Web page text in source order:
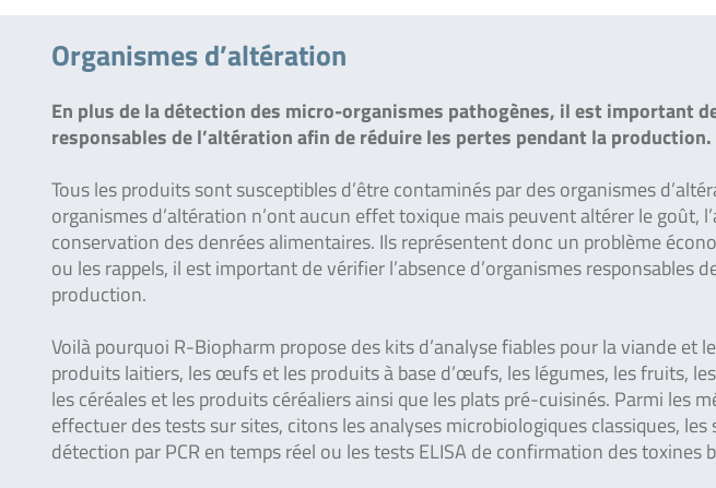
Organismes d’altération
En plus de la détection des micro-organismes pathogènes, il est important
responsables de l’altération afin de réduire les pertes pendant la production.
Tous les produits sont susceptibles d’être contaminés par des organismes
organismes d’altération n’ont aucun effet toxique mais peuvent altérer le goût,
conservation des denrées alimentaires. Ils représentent donc un problème
ou les rappels, il est important de vérifier l’absence d’organismes responsables
production.
Voilà pourquoi R-Biopharm propose des kits d’analyse fiables pour la viande et
produits laitiers, les œufs et les produits à base d’œufs, les légumes, les fruits,
les céréales et les produits céréaliers ainsi que les plats pré-cuisinés. Parmi les
effectuer des tests sur sites, citons les analyses microbiologiques classiques,
détection par PCR en temps réel ou les tests ELISA de confirmation des toxines